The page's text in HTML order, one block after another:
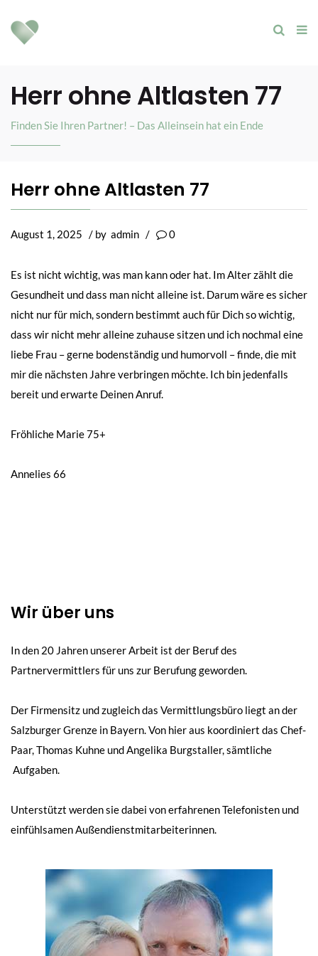
Herr ohne Altlasten 77
Finden Sie Ihren Partner! – Das Alleinsein hat ein Ende
Herr ohne Altlasten 77
August 1, 2025 / by admin / 0
Es ist nicht wichtig, was man kann oder hat. Im Alter zählt die
Gesundheit und dass man nicht alleine ist. Darum wäre es sicher
nicht nur für mich, sondern bestimmt auch für Dich so wichtig,
dass wir nicht mehr alleine zuhause sitzen und ich nochmal eine
liebe Frau – gerne bodenständig und humorvoll – finde, die mit
mir die nächsten Jahre verbringen möchte. Ich bin jedenfalls
bereit und erwarte Deinen Anruf.
Beitragsnavigation
Fröhliche Marie 75+
Annelies 66
Wir über uns
In den 20 Jahren unserer Arbeit ist der Beruf des
Partnervermittlers für uns zur Berufung geworden.
Der Firmensitz und zugleich das Vermittlungsbüro liegt an der
Salzburger Grenze in Bayern. Von hier aus koordiniert das Chef-
Paar, Thomas Kuhne und Angelika Burgstaller, sämtliche
Aufgaben.
Unterstützt werden sie dabei von erfahrenen Telefonisten und
einfühlsamen Außendienstmitarbeiterinnen.